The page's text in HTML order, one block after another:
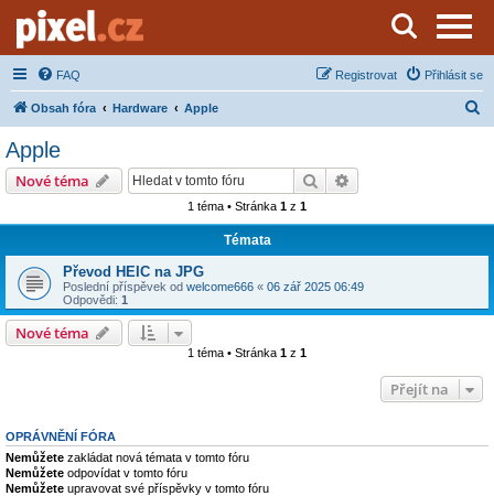
Server o natáčení a zpracování videa
FAQ Přihlásit se
Registrovat
Obsah fóra Hardware Apple
Apple
Nové téma Hledat
1 téma • Stránka 1 z 1
Témata
Převod HEIC na JPG
Poslední příspěvek od welcome666 « 06 zář 2025 06:49
Odpovědi: 1
Nové téma
1 téma • Stránka 1 z 1
Přejít na
OPRÁVNĚNÍ FÓRA
Nemůžete zakládat nová témata v tomto fóru
Nemůžete odpovídat v tomto fóru
Nemůžete upravovat své příspěvky v tomto fóru